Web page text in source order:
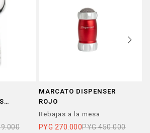
MARCATO DISPENSER
ROJO
Rebajas a la mesa
PYG 270.000PYG 450.000